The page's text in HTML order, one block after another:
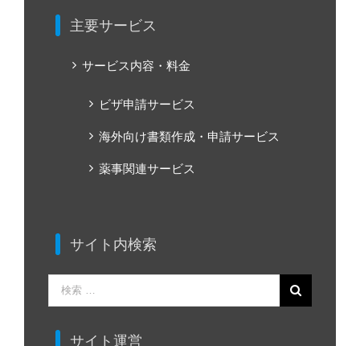
主要サービス
サービス内容・料金
ビザ申請サービス
海外向け書類作成・申請サービス
薬事関連サービス
サイト内検索
索
サイト運営